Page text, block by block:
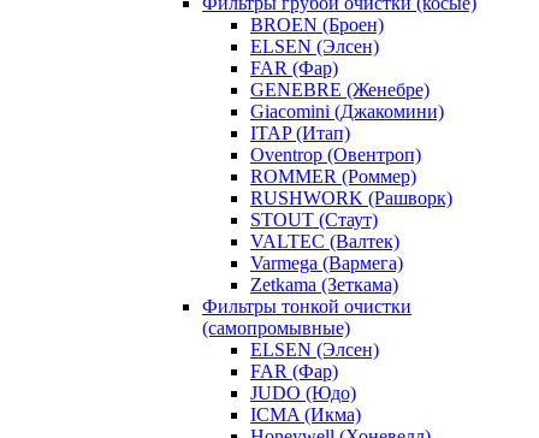
BROEN (Броен)
ELSEN (Элсен)
FAR (Фар)
GENEBRE (Женебре)
Giacomini (Джакомини)
ITAP (Итап)
Oventrop (Овентроп)
ROMMER (Роммер)
RUSHWORK (Рашворк)
STOUT (Стаут)
VALTEC (Валтек)
Varmega (Вармега)
Zetkama (Зеткама)
Фильтры тонкой очистки
(самопромывные)
ELSEN (Элсен)
FAR (Фар)
JUDO (Юдо)
ICMA (Икма)